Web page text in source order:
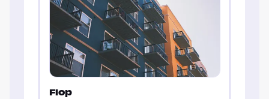
Flop